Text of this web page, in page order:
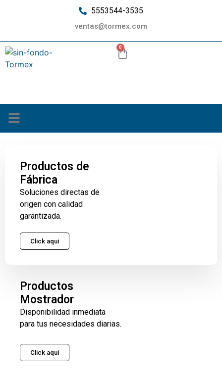
5553544-3535
ventas@tormex.com
0
Productos de
Fábrica
Soluciones directas de
origen con calidad
garantizada.
Click aqui
Productos
Mostrador
Disponibilidad inmediata
para tus necesidades diarias.
Click aqui